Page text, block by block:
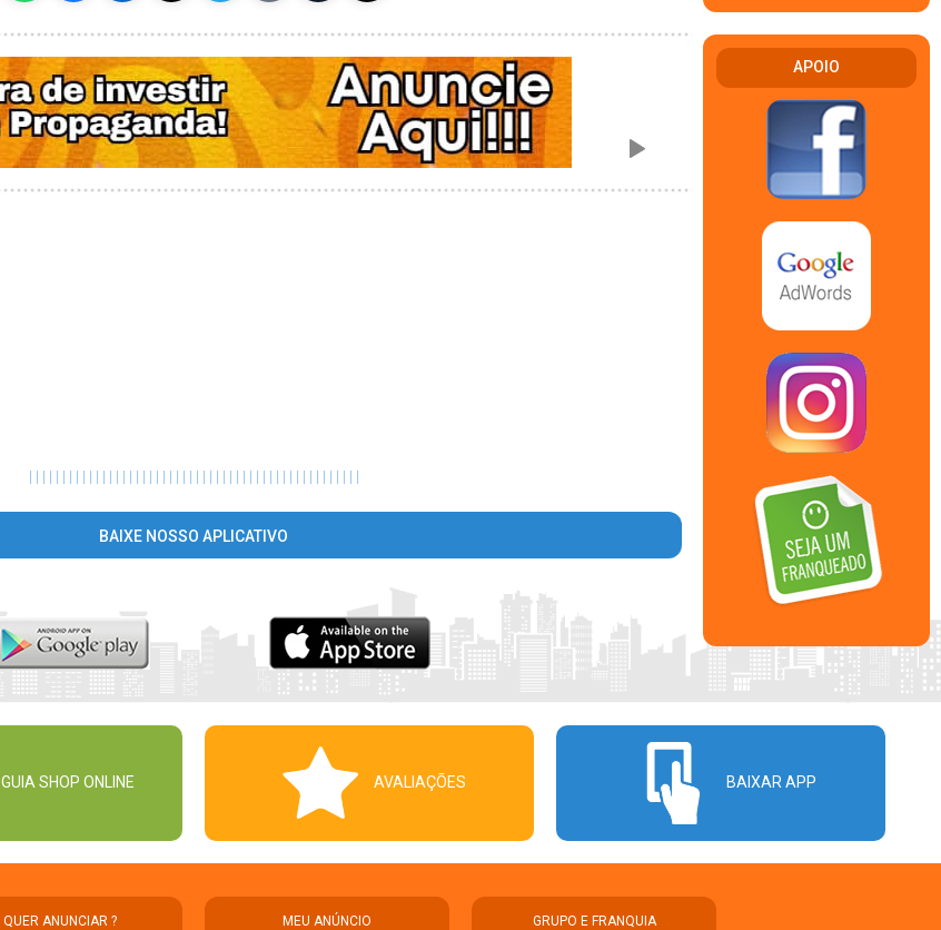
BAIXE NOSSO APLICATIVO
APOIO
GUIA SHOP ONLINE AVALIAÇÕES BAIXAR APP
QUER ANUNCIAR ? MEU ANÚNCIO GRUPO E FRANQUIA